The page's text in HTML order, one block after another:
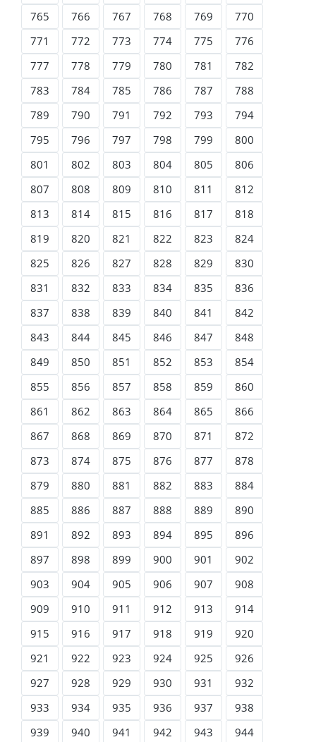
765
766 767 768 769
770
771
772 773 774 775
776
777
778 779 780 781
782
783
784 785 786 787
788
789
790 791 792 793
794
795
796 797 798 799
800
801
802 803 804 805
806
807
808 809 810 811
812
813
814 815 816 817
818
819
820 821 822 823
824
825
826 827 828 829
830
831
832 833 834 835
836
837
838 839 840 841
842
843
844 845 846 847
848
849
850 851 852 853
854
855
856 857 858 859
860
861
862 863 864 865
866
867
868 869 870 871
872
873
874 875 876 877
878
879
880 881 882 883
884
885
886 887 888 889
890
891
892 893 894 895
896
897
898 899 900 901
902
903
904 905 906 907
908
909
910 911 912 913
914
915
916 917 918 919
920
921
922 923 924 925
926
927
928 929 930 931
932
933
934 935 936 937
938
939
940 941 942 943
944